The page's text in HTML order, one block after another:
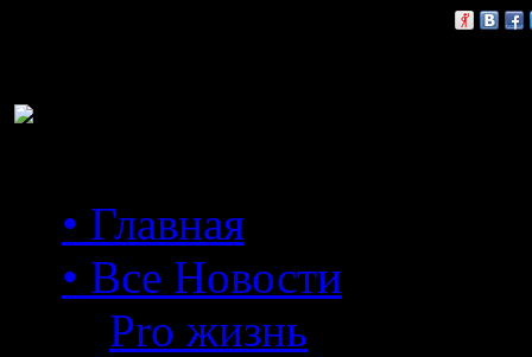
• Главная
• Все Новости
Pro жизнь